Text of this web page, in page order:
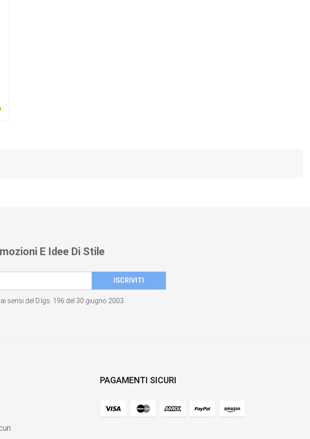
E Idee Di Stile
, ai sensi del D.lgs. 196 del 30 giugno 2003.
PAGAMENTI SICURI